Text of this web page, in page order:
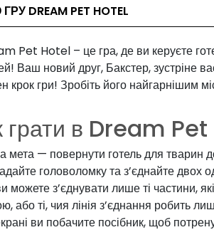
DREAM PET HOTEL
Pet Hotel – це гра, де ви керуєте
Ваш новий друг, Бакстер, зустріне
крок гри! Зробіть його найгарнішим
грати в Dream
мета — повернути готель для тварин
головоломку та з’єднайте двох
можете з’єднувати лише ті частини,
або ті, чия лінія з’єднання робить
ви побачите посібник, щоб